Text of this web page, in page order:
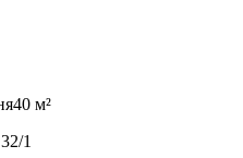
40 м²
1